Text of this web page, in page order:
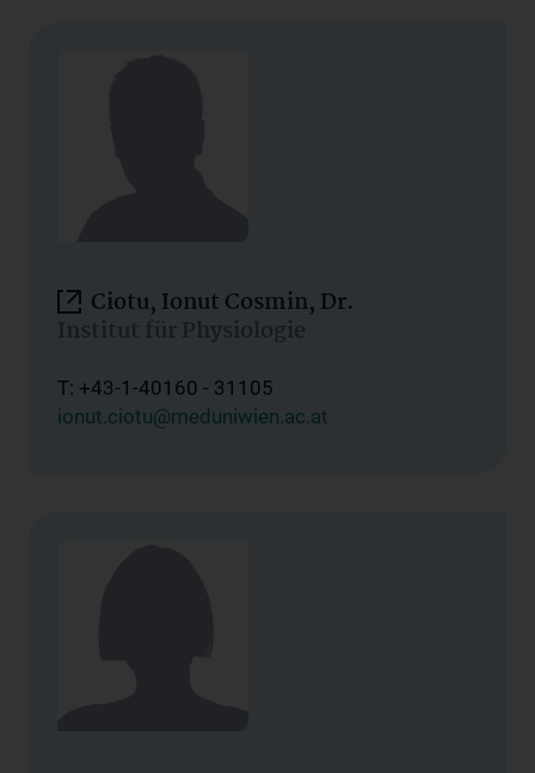
Ciotu, Ionut Cosmin, Dr.
Institut für Physiologie
T: +43-1-40160 - 31105
ionut.ciotu@meduniwien.ac.at